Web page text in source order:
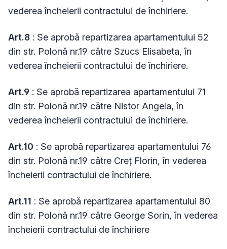
vederea încheierii contractului de închiriere.
Art.8 : Se aprobă repartizarea apartamentului 52
din str. Polonă nr.19 către Szucs Elisabeta, în
vederea încheierii contractului de închiriere.
Art.9 : Se aprobă repartizarea apartamentului 71
din str. Polonă nr.19 către Nistor Angela, în
vederea încheierii contractului de închiriere.
Art.10 : Se aprobă repartizarea apartamentului 76
din str. Polonă nr.19 către Creț Florin, în vederea
încheierii contractului de închiriere.
Art.11 : Se aprobă repartizarea apartamentului 80
din str. Polonă nr.19 către George Sorin, în vederea
încheierii contractului de închiriere